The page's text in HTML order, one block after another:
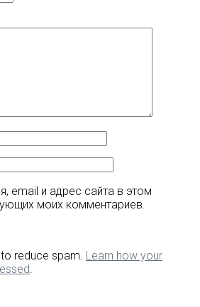
email и адрес сайта в этом
моих комментариев.
reduce spam. Learn how your